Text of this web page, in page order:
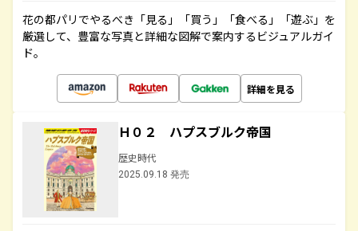
花の都パリでやるべき「見る」「買う」「食べる」「遊ぶ」を
厳選して、豊富な写真と詳細な図解で案内するビジュアルガイ
ド。
詳細を見る
Ｈ０２ ハプスブルク帝国
歴史時代
2025.09.18 発売